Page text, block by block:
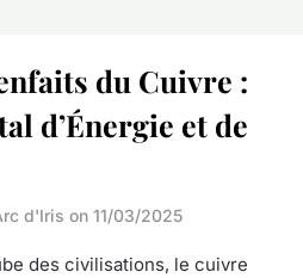
du Cuivre :
d’Énergie et de
d'Iris on 11/03/2025
des civilisations, le cuivre